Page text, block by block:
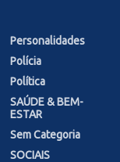
Personalidades
Polícia
Política
SAÚDE & BEM-
ESTAR
Sem Categoria
SOCIAIS